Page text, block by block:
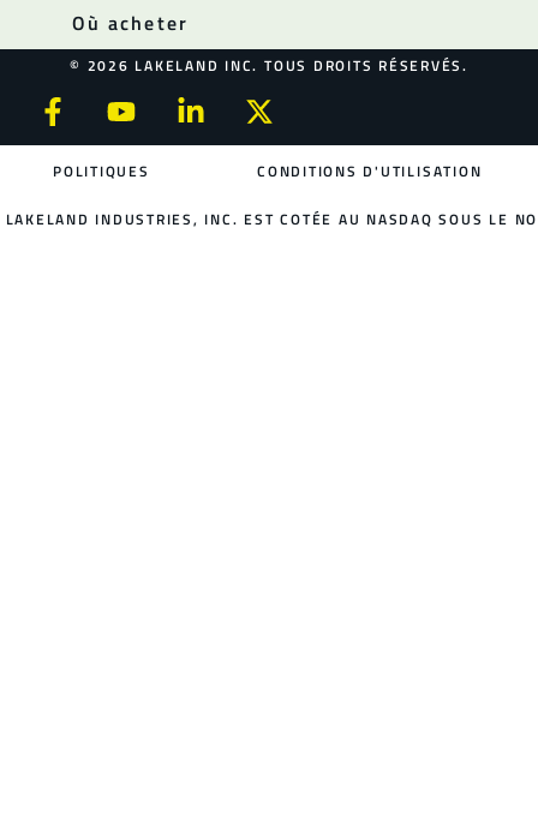
Où acheter
© 2026 LAKELAND INC. TOUS DROITS RÉSERVÉS.
POLITIQUES CONDITIONS D'UTILISATION
LAKELAND INDUSTRIES, INC. EST COTÉE AU NASDAQ SOUS LE